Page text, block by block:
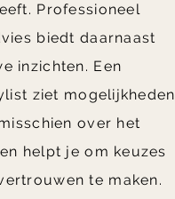
Professioneel
biedt daarnaast
inzichten. Een
ziet mogelijkheden
over het
helpt je om keuzes
te maken.